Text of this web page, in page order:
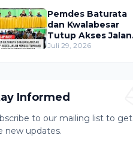
Lokasi Tak Resmi
Pemdes Baturata
dan Kwalabesar
Tutup Akses Jalan
Menuju PETI Bugu,
Juli 29, 2026
Informed
to our mailing list to get
new updates.